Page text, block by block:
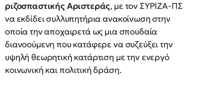
ριζοσπαστικής Αριστεράς, με τον ΣΥΡΙΖΑ-ΠΣ
να εκδίδει συλλυπητήρια ανακοίνωση στην
οποία την αποχαιρετά ως μια σπουδαία
διανοούμενη που κατάφερε να συζεύξει την
υψηλή θεωρητική κατάρτιση με την ενεργό
κοινωνική και πολιτική δράση.